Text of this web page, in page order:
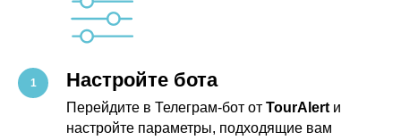
Настройте бота
Перейдите в Телеграм-бот от TourAlert и
настройте параметры, подходящие вам